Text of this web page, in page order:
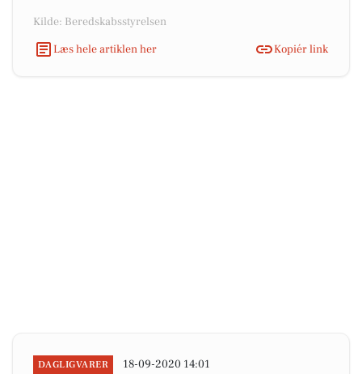
Kilde: Beredskabsstyrelsen
Læs hele artiklen her
Kopiér link
DAGLIGVARER 18-09-2020 14:01